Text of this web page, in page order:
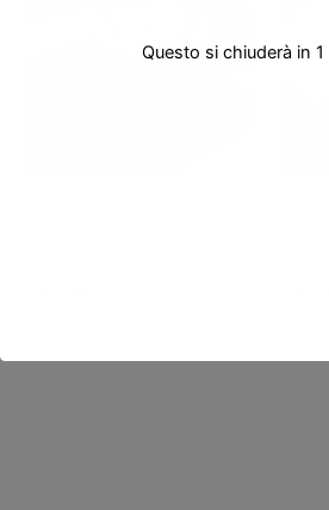
Questo si chiuderà in 0